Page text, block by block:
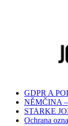
GDPR A
NĚMČINA
STARKE
Ochrana